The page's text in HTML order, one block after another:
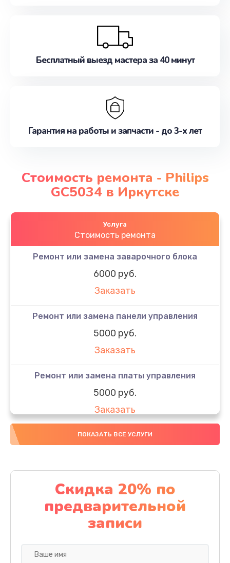
Бесплатный выезд мастера за 40 минут
Гарантия на работы и запчасти - до 3-х лет
Стоимость ремонта - Philips
GC5034 в Иркутске
Услуга
Стоимость ремонта
Ремонт или замена заварочного блока
6000 руб.
Заказать
Ремонт или замена панели управления
5000 руб.
Заказать
Ремонт или замена платы управления
5000 руб.
Заказать
Ремонт или замена термоблока
Заказать
Ремонт привода варочного блока
4000 руб.
Заказать
ПОКАЗАТЬ ВСЕ УСЛУГИ
Скидка 20% по
предварительной
записи